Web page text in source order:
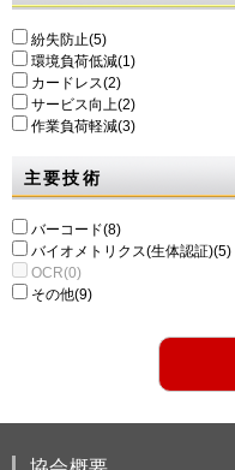
紛失防止(5)
環境負荷低減(1)
カードレス(2)
サービス向上(2)
作業負荷軽減(3)
主要技術
バーコード(8)
バイオメトリクス(生体認証)(5)
OCR(0)
その他(9)